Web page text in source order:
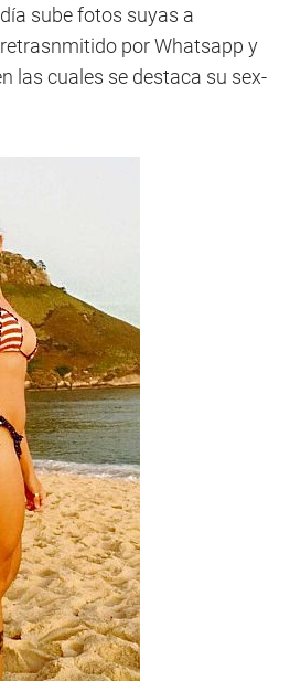
sube fotos suyas a
por Whatsapp y
las cuales se destaca su sex-